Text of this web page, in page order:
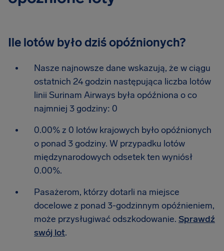
Ile lotów było dziś opóźnionych?
Nasze najnowsze dane wskazują, że w ciągu
ostatnich 24 godzin następująca liczba lotów
linii Surinam Airways była opóźniona o co
najmniej 3 godziny: 0
0.00% z 0 lotów krajowych było opóźnionych
o ponad 3 godziny. W przypadku lotów
międzynarodowych odsetek ten wyniósł
0.00%.
Pasażerom, którzy dotarli na miejsce
docelowe z ponad 3-godzinnym opóźnieniem,
może przysługiwać odszkodowanie. Sprawdź
swój lot.